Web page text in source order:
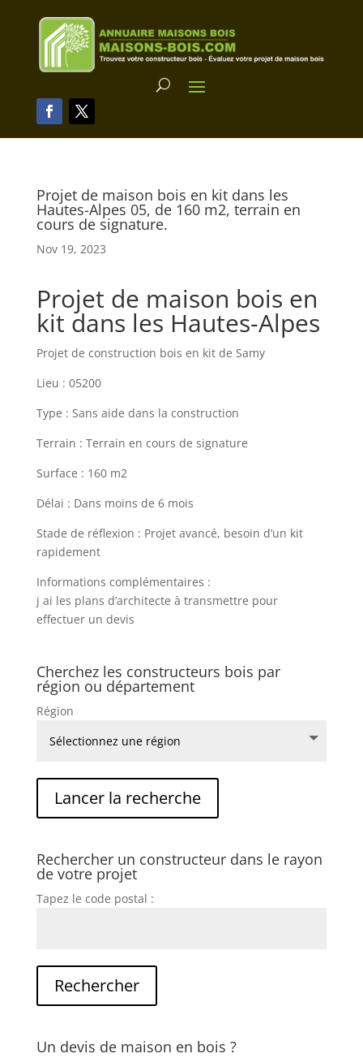
Projet de maison bois en kit dans les
Hautes-Alpes 05, de 160 m2, terrain en
cours de signature.
Nov 19, 2023
Projet de maison bois en
kit dans les Hautes-Alpes
Projet de construction bois en kit de Samy
Lieu : 05200
Type : Sans aide dans la construction
Terrain : Terrain en cours de signature
Surface : 160 m2
Délai : Dans moins de 6 mois
Stade de réflexion : Projet avancé, besoin d’un kit
rapidement
Informations complémentaires :
j ai les plans d’architecte à transmettre pour
effectuer un devis
Cherchez les constructeurs bois par
région ou département
Région
Rechercher un constructeur dans le rayon
de votre projet
Tapez le code postal :
Un devis de maison en bois ?